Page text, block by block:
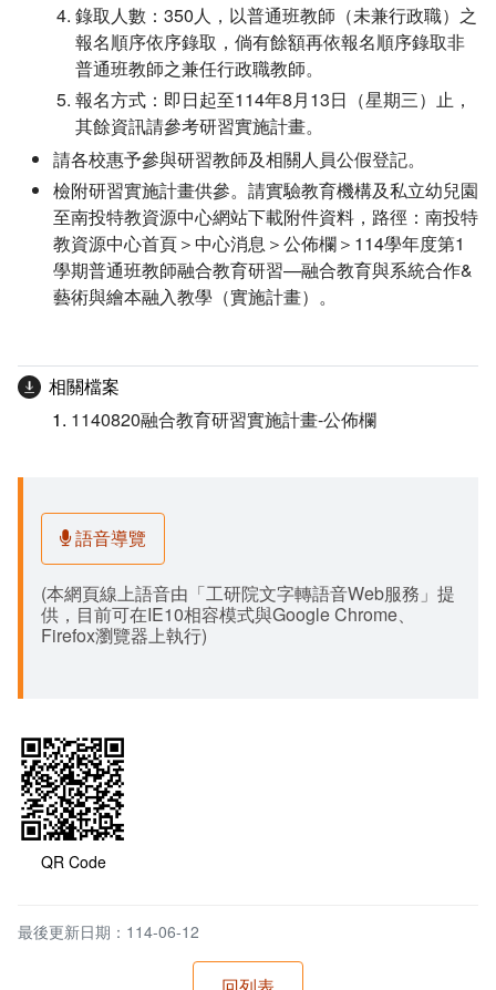
錄取人數：350人，以普通班教師（未兼行政職）之
報名順序依序錄取，倘有餘額再依報名順序錄取非
普通班教師之兼任行政職教師。
報名方式：即日起至114年8月13日（星期三）止，
其餘資訊請參考研習實施計畫。
請各校惠予參與研習教師及相關人員公假登記。
檢附研習實施計畫供參。請實驗教育機構及私立幼兒園
至南投特教資源中心網站下載附件資料，路徑：南投特
教資源中心首頁＞中心消息＞公佈欄＞114學年度第1
學期普通班教師融合教育研習—融合教育與系統合作&
藝術與繪本融入教學（實施計畫）。
相關檔案
1140820融合教育研習實施計畫-公佈欄
語音導覽
(本網頁線上語音由「工研院文字轉語音Web服務」提
供，目前可在IE10相容模式與Google Chrome、
Firefox瀏覽器上執行)
QR Code
最後更新日期：114-06-12